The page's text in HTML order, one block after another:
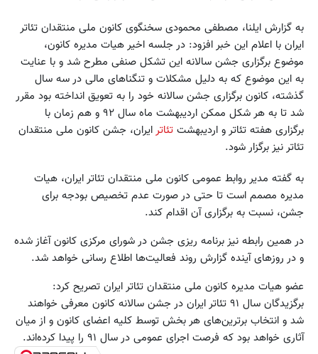
به گزارش ایلنا، مصطفی محمودی سخنگوی کانون ملی منتقدان تئا‌تر
ایران با اعلام این خبر افزود: در جلسه اخیر هیات مدیره کانون،
موضوع برگزاری جشن سالانه این تشکل صنفی مطرح شد و با عنایت
به این موضوع که به دلیل مشکلات و تنگناهای مالی در سه سال
گذشته، کانون برگزاری جشن سالانه خود را به تعویق انداخته بود مقرر
شد تا به هر شکل ممکن اردیبهشت ماه سال ۹۲ و هم زمان با
برگزاری هفته تئا‌تر و اردیبهشت تئا‌ترایران، جشن کانون ملی منتقدان
تئا‌تر نیز برگزار شود.
به گفته مدیر روابط عمومی کانون ملی منتقدان تئا‌تر ایران، هیات
مدیره مصمم است تا حتی در صورت عدم تخصیص بودجه برای
جشن، نسبت به برگزاری آن اقدام کند.
در همین رابطه نیز برنامه ریزی جشن در شورای مرکزی کانون آغاز شده
و در روزهای آینده گزارش روند فعالیت‌ها اطلاع رسانی خواهد شد.
عضو هیات مدیره کانون ملی منتقدان تئا‌تر ایران تصریح کرد:
برگزیدگان سال ۹۱ تئا‌تر ایران در جشن سالانه کانون معرفی خواهند
شد و انتخاب برترین‌های هر بخش توسط کلیه اعضای کانون و از میان
آثاری خواهد بود که فرصت اجرای عمومی در سال ۹۱ را پیدا کرده‌اند.